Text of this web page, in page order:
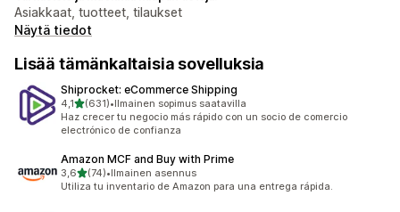
Asiakkaat, tuotteet, tilaukset
Näytä tiedot
Lisää tämänkaltaisia sovelluksia
Shiprocket: eCommerce Shipping
4,1/ 5 tähteä
(631)
631 arvostelua yhteensä
•Ilmainen sopimus saatavilla
Haz crecer tu negocio más rápido con un socio de comercio
electrónico de confianza
Amazon MCF and Buy with Prime
3,6/ 5 tähteä
(74)
74 arvostelua yhteensä
•Ilmainen asennus
Utiliza tu inventario de Amazon para una entrega rápida.